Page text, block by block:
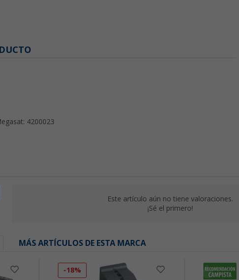
4200023
Este artículo aún no tiene valoraciones.
¡Sé el primero!
MÁS ARTÍCULOS DE ESTA MARCA
-18%